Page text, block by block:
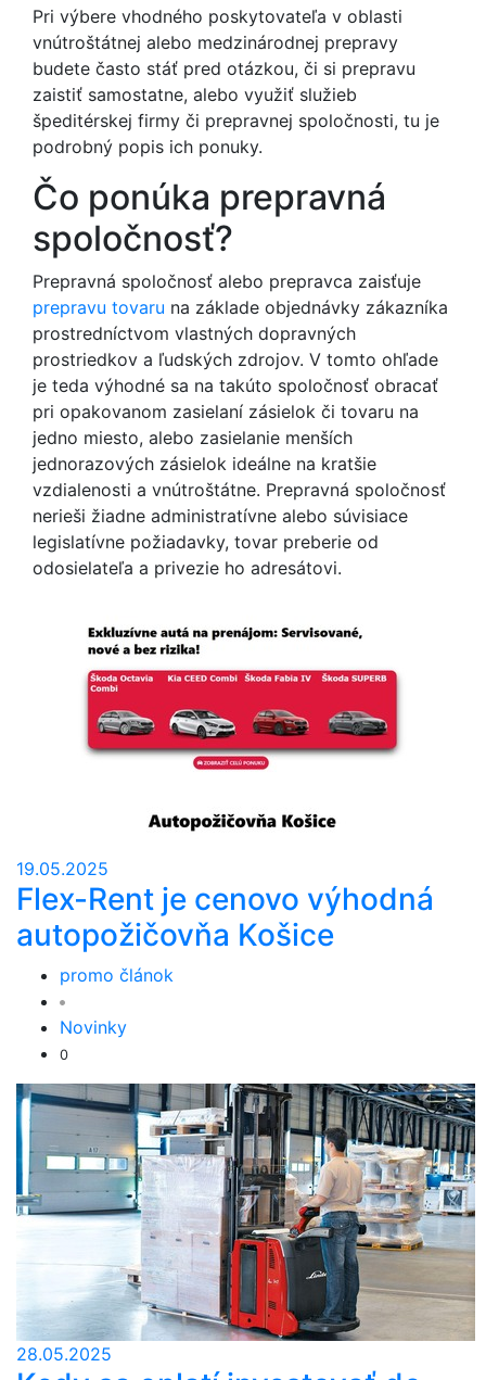
Pri výbere vhodného poskytovateľa v oblasti
vnútroštátnej alebo medzinárodnej prepravy
budete často stáť pred otázkou, či si prepravu
zaistiť samostatne, alebo využiť služieb
špeditérskej firmy či prepravnej spoločnosti, tu je
podrobný popis ich ponuky.
Čo ponúka prepravná
spoločnosť?
Prepravná spoločnosť alebo prepravca zaisťuje
prepravu tovaru na základe objednávky zákazníka
prostredníctvom vlastných dopravných
prostriedkov a ľudských zdrojov. V tomto ohľade
je teda výhodné sa na takúto spoločnosť obracať
pri opakovanom zasielaní zásielok či tovaru na
jedno miesto, alebo zasielanie menších
jednorazových zásielok ideálne na kratšie
vzdialenosti a vnútroštátne. Prepravná spoločnosť
nerieši žiadne administratívne alebo súvisiace
legislatívne požiadavky, tovar preberie od
odosielateľa a privezie ho adresátovi.
19.05.2025
Flex-Rent je cenovo výhodná
autopožičovňa Košice
promo článok
Novinky
0
28.05.2025